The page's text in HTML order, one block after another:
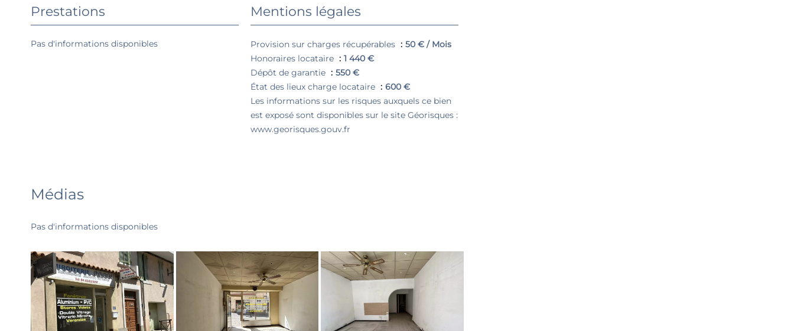
Prestations
Pas d'informations disponibles
Mentions légales
Provision sur charges récupérables
50 € / Mois
Honoraires locataire
1 440 €
Dépôt de garantie
550 €
État des lieux charge locataire
600 €
Les informations sur les risques auxquels ce bien
est exposé sont disponibles sur le site Géorisques :
www.georisques.gouv.fr
Médias
Pas d'informations disponibles